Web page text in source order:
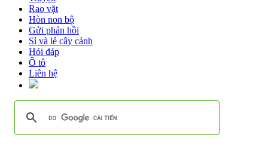
Rao vặt
Hòn non bộ
Gửi phản hồi
Sỉ và lẻ cây cảnh
Hỏi đáp
Ô tô
Liên hệ